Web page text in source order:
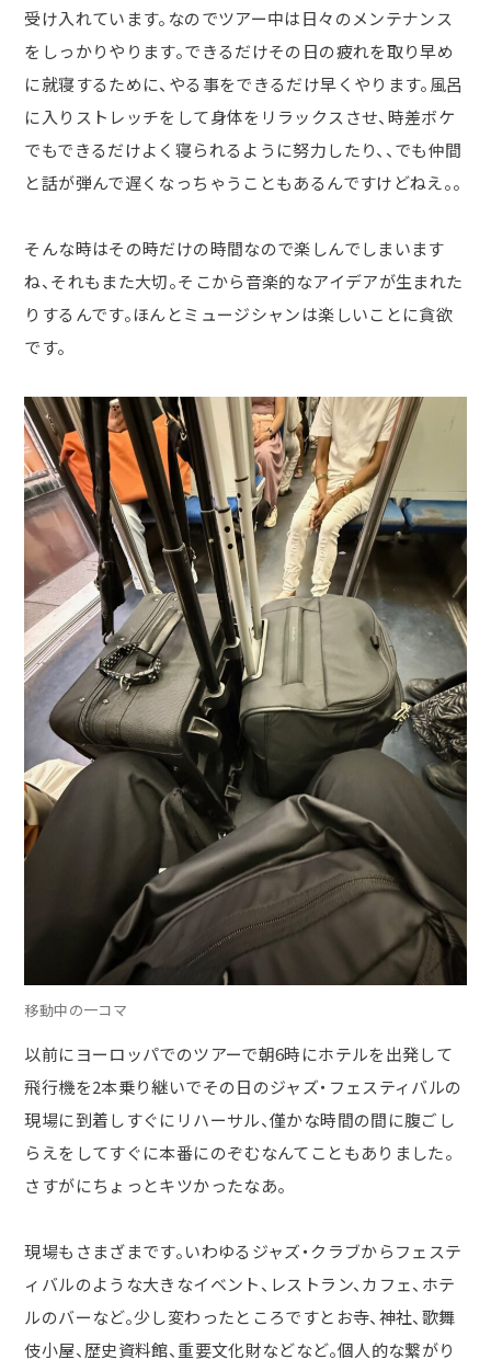
受け入れています。なのでツアー中は日々のメンテナンス
をしっかりやります。できるだけその日の疲れを取り早め
に就寝するために、やる事をできるだけ早くやります。風呂
に入りストレッチをして身体をリラックスさせ、時差ボケ
でもできるだけよく寝られるように努力したり、、でも仲間
と話が弾んで遅くなっちゃうこともあるんですけどねえ。。
そんな時はその時だけの時間なので楽しんでしまいます
ね、それもまた大切。そこから音楽的なアイデアが生まれた
りするんです。ほんとミュージシャンは楽しいことに貪欲
です。
移動中の一コマ
以前にヨーロッパでのツアーで朝6時にホテルを出発して
飛行機を2本乗り継いでその日のジャズ・フェスティバルの
現場に到着しすぐにリハーサル、僅かな時間の間に腹ごし
らえをしてすぐに本番にのぞむなんてこともありました。
さすがにちょっとキツかったなあ。
現場もさまざまです。いわゆるジャズ・クラブからフェステ
ィバルのような大きなイベント、レストラン、カフェ、ホテ
ルのバーなど。少し変わったところですとお寺、神社、歌舞
伎小屋、歴史資料館、重要文化財などなど。個人的な繋がり